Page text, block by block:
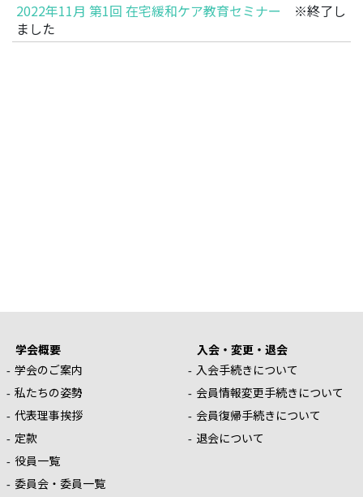
2022年11月 第1回 在宅緩和ケア教育セミナー ※終了し
ました
学会概要
学会のご案内
私たちの姿勢
代表理事挨拶
定款
役員一覧
委員会・委員一覧
入会・変更・退会
入会手続きについて
会員情報変更手続きについて
会員復帰手続きについて
退会について